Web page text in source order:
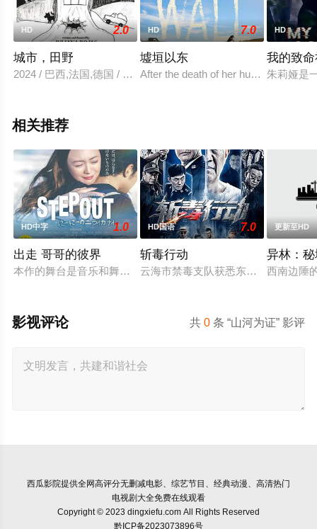
HD 2.0
城市，田野
2024 / 巴西,法国,德国 / Fernanda,Vianna,Mirella,Fa?anha,布鲁
HD 7.0
墟垣以东
After the death of her husband,
HD
我的致
朱莉娅是
相关推荐
HD中字 1.0
出走 哥哥的彼界
本作的舞台是音乐和舞蹈融入生活的冲绳。与母亲朱音、妹妹
HD国语 7.0
斩毒行动
云海市禁毒支队获悉东南亚毒王廖爷
更新至HD
异林：
西南边陲
共0 条 “山河为证” 影评
影视评论
西瓜影院提供全网高评分无删减电影、综艺节目、经典动漫、高清热门
电视剧大全免费在线观看
Copyright © 2023 dingxiefu.com All Rights Reserved
黔ICP备2023073896号